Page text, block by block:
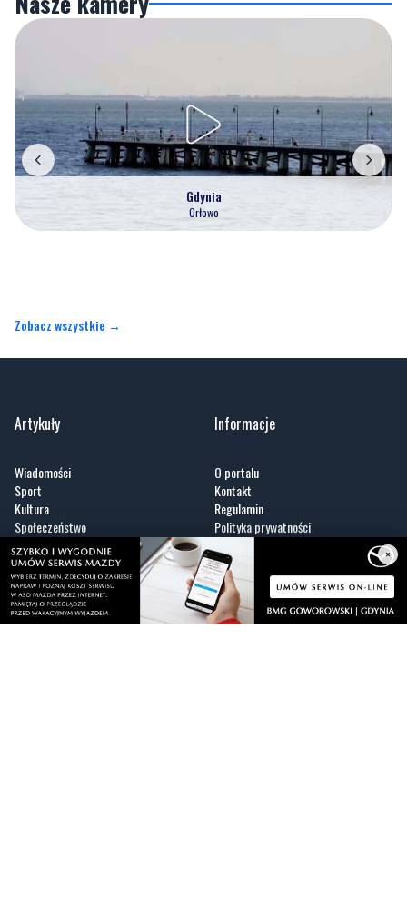
Gdynia
Orłowo
Zobacz wszystkie →
Artykuły
Wiadomości
Sport
Kultura
Społeczeństwo
Kronika policyjna
Informacje
O portalu
Kontakt
Regulamin
Polityka prywatności
Reklama
Zobacz
×